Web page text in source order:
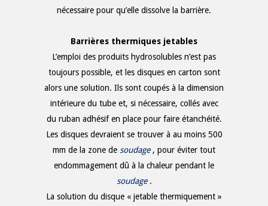
nécessaire pour qu’elle dissolve la barrière.
Barrières thermiques jetables
L’emploi des produits hydrosolubles n’est pas
toujours possible, et les disques en carton sont
alors une solution. Ils sont coupés à la dimension
intérieure du tube et, si nécessaire, collés avec
du ruban adhésif en place pour faire étanchéité.
Les disques devraient se trouver à au moins 500
mm de la zone de soudage , pour éviter tout
endommagement dû à la chaleur pendant le
soudage .
La solution du disque « jetable thermiquement »